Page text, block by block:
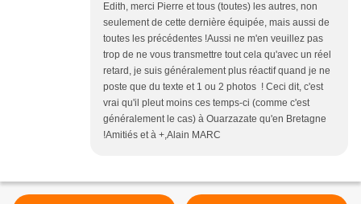
Edith, merci Pierre et tous (toutes) les autres, non
seulement de cette dernière équipée, mais aussi de
toutes les précédentes !Aussi ne m'en veuillez pas
trop de ne vous transmettre tout cela qu'avec un réel
retard, je suis généralement plus réactif quand je ne
poste que du texte et 1 ou 2 photos ! Ceci dit, c'est
vrai qu'il pleut moins ces temps-ci (comme c'est
généralement le cas) à Ouarzazate qu'en Bretagne
!Amitiés et à +,Alain MARC